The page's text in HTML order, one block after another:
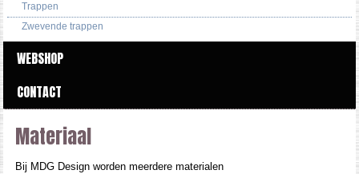
Trappen
Zwevende trappen
WEBSHOP
CONTACT
Materiaal
Bij MDG Design worden meerdere materialen